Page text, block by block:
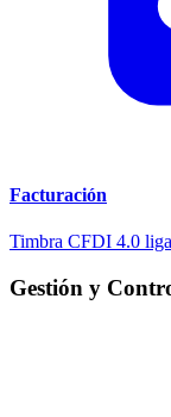
Facturación
Timbra CFDI 4.0
Gestión y